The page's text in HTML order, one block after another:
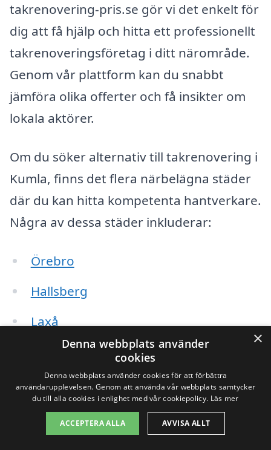
takrenovering-pris.se gör vi det enkelt för
dig att få hjälp och hitta ett professionellt
takrenoveringsföretag i ditt närområde.
Genom vår plattform kan du snabbt
jämföra olika offerter och få insikter om
lokala aktörer.
Om du söker alternativ till takrenovering i
Kumla, finns det flera närbelägna städer
där du kan hitta kompetenta hantverkare.
Några av dessa städer inkluderar:
Örebro
Hallsberg
Laxå
Degerfors
Askersund
Karlskoga
×
Denna webbplats använder
cookies
Denna webbplats använder cookies för att förbättra
användarupplevelsen. Genom att använda vår webbplats samtycker
du till alla cookies i enlighet med vår cookiepolicy. Läs mer
ACCEPTERA ALLA AVVISA ALLT